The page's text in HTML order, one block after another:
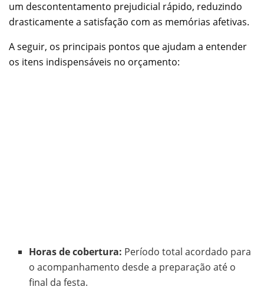
um descontentamento prejudicial rápido, reduzindo
drasticamente a satisfação com as memórias afetivas.
A seguir, os principais pontos que ajudam a entender
os itens indispensáveis no orçamento:
Horas de cobertura: Período total acordado para
o acompanhamento desde a preparação até o
final da festa.